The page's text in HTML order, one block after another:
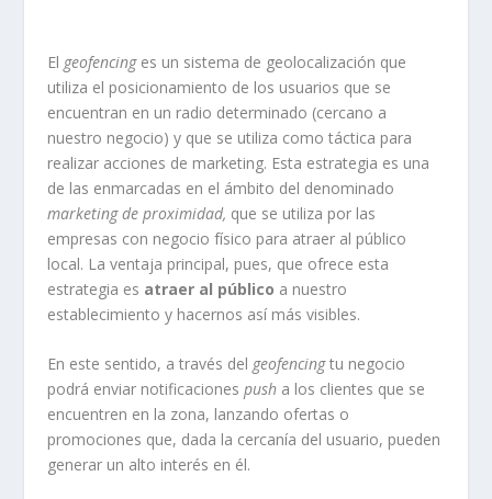
El geofencinges un sistema de geolocalización que
utiliza el posicionamiento de los usuarios que se
encuentran en un radio determinado (cercano a
nuestro negocio) y que se utiliza como táctica para
realizar acciones de marketing. Esta estrategia es una
de las enmarcadas en el ámbito del denominado
marketing de proximidad, que se utiliza por las
empresas con negocio físico para atraer al público
local. La ventaja principal, pues, que ofrece esta
estrategia es atraer al público a nuestro
establecimiento y hacernos así más visibles.
En este sentido, a través del geofencingtu negocio
podrá enviar notificaciones pusha los clientes que se
encuentren en la zona, lanzando ofertas o
promociones que, dada la cercanía del usuario, pueden
generar un alto interés en él.